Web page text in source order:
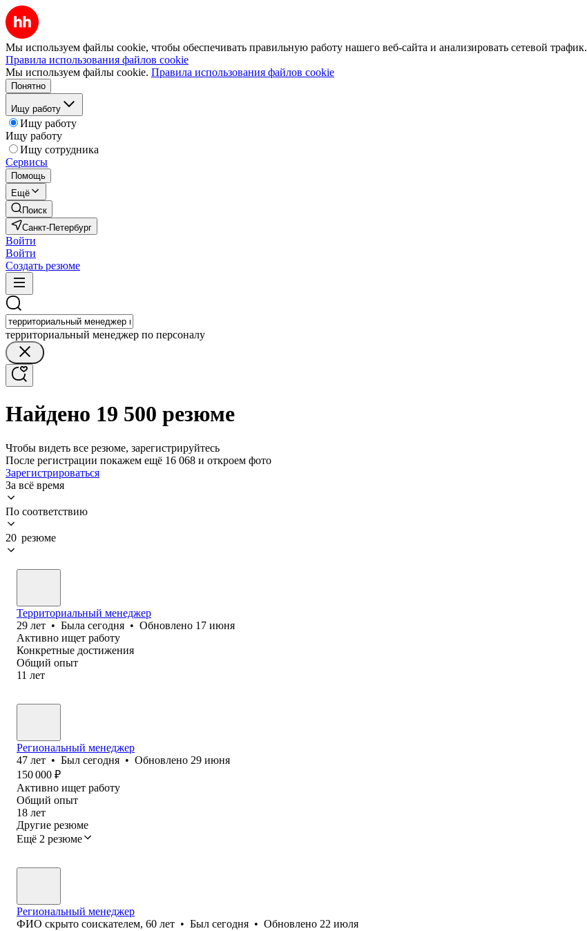
Мы используем файлы cookie, чтобы обеспечивать правильную работу нашего веб-сайта и анализировать сетевой трафик.
Правила использования файлов cookie
Мы используем файлы cookie. Правила использования файлов cookie
Понятно
Ищу работу
Ищу работу
Ищу работу
Ищу сотрудника
Сервисы
Помощь
Ещё
Поиск
Санкт-Петербург
Войти
Войти
Создать резюме
территориальный менеджер по персоналу
Найдено 19 500 резюме
Чтобы видеть все резюме, зарегистрируйтесь
После регистрации покажем ещё 16 068 и откроем фото
Зарегистрироваться
За всё время
По соответствию
20 резюме
Территориальный менеджер
29 лет • Была сегодня • Обновлено 17 июня
Активно ищет работу
Конкретные достижения
Общий опыт
11 лет
Региональный менеджер
47 лет • Был сегодня • Обновлено 29 июня
150 000 ₽
Активно ищет работу
Общий опыт
18 лет
Другие резюме
Ещё 2 резюме
Региональный менеджер
ФИО скрыто соискателем, 60 лет • Был сегодня • Обновлено 22 июля